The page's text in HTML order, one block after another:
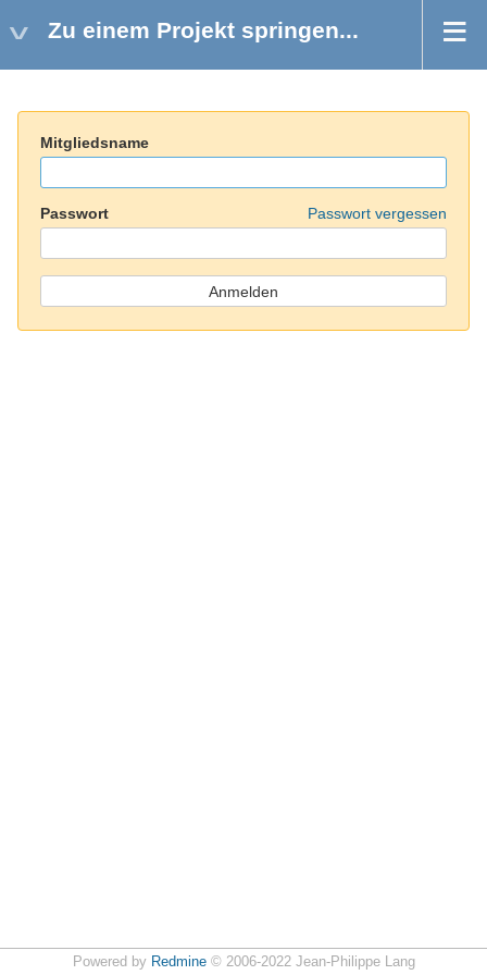
Zu einem Projekt springen...
Mitgliedsname
Passwort Passwort vergessen
Powered by Redmine© 2006-2022 Jean-Philippe Lang